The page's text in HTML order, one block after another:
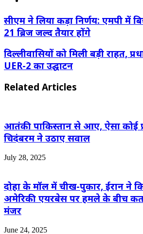
सीएम ने लिया कड़ा निर्णय: एमपी में
21 ब्रिज जल्द तैयार होंगे
दिल्लीवासियों को मिली बड़ी राहत,
UER-2 का उद्घाटन
Related Articles
आतंकी पाकिस्तान से आए, ऐसा कोई
चिदंबरम ने उठाए सवाल
July 28, 2025
दोहा के मॉल में चीख-पुकार, ईरान ने
अमेरिकी एयरबेस पर हमले के बीच
मंजर
June 24, 2025